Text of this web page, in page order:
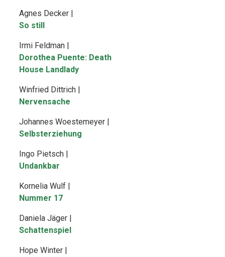
Agnes Decker |
So still
Irmi Feldman |
Dorothea Puente: Death
House Landlady
Winfried Dittrich |
Nervensache
Johannes Woestemeyer |
Selbsterziehung
Ingo Pietsch |
Undankbar
Kornelia Wulf |
Nummer 17
Daniela Jäger |
Schattenspiel
Hope Winter |